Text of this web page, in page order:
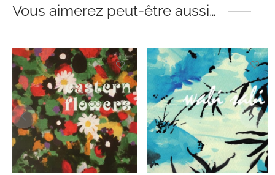
Vous aimerez peut-être aussi…